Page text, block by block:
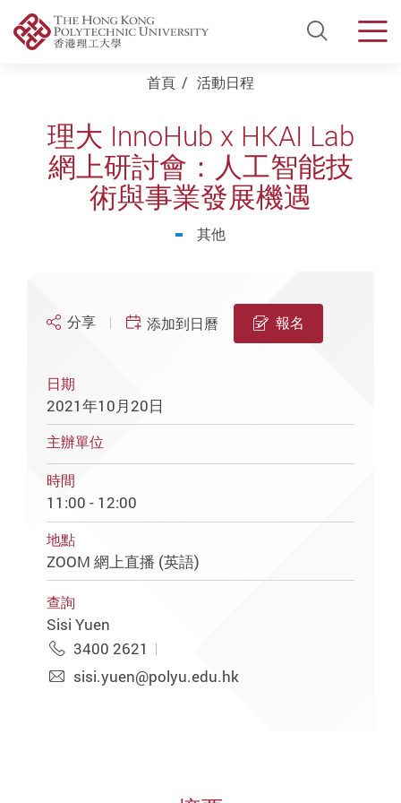
Open
首頁 活動日程
理大 InnoHub x HKAI Lab
網上研討會：人工智能技
術與事業發展機遇
其他
分享 添加到日曆 報名
日期
2021年10月20日
主辦單位
時間
11:00 - 12:00
地點
ZOOM 網上直播 (英語)
查詢
Sisi Yuen
3400 2621
sisi.yuen@polyu.edu.hk